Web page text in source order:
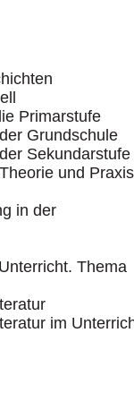
Primarstufe
Grundschule
Sekundarstufe
und Praxis
in der
Thema
im